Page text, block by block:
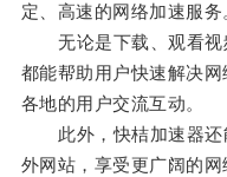
定、高速的网络加速服务
无论是下载、观看视
都能帮助用户快速解决
各地的用户交流互动。
此外，快桔加速器还
外网站，享受更广阔的网